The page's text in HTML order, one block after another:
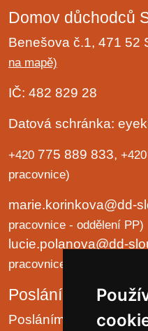
Domov důchodců
Benešova č.1, 471 52
na mapě)
IČ: 482 829 28
Datová schránka:
+420 775 889 833, +420
pracovnice)
marie.korinkova@dd-
pracovnice - oddělení PP)
lucie.polanova@dd-
pracovnice - oddělení B a
Poslání organizace
Posláním domova je